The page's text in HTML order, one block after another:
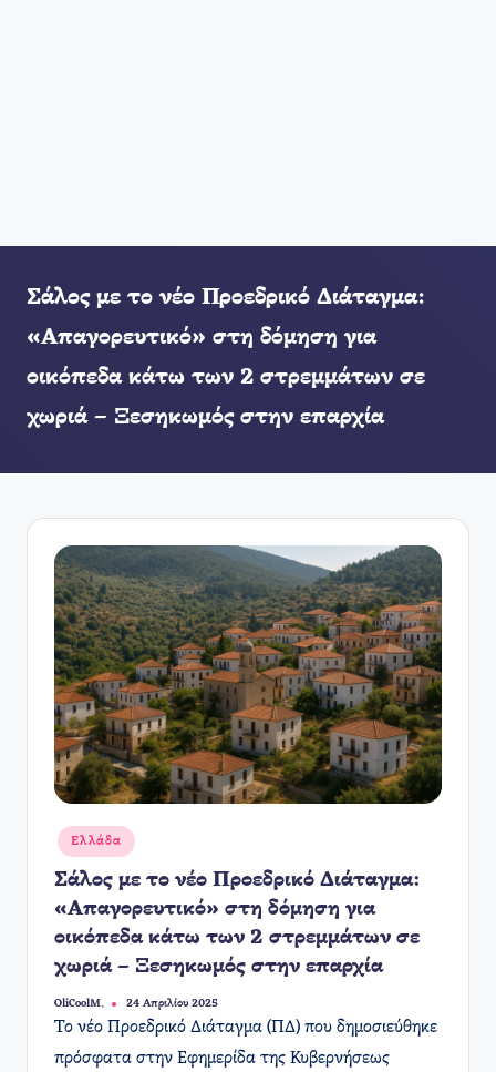
Σάλος με το νέο Προεδρικό Διάταγμα:
«Απαγορευτικό» στη δόμηση για
οικόπεδα κάτω των 2 στρεμμάτων σε
χωριά – Ξεσηκωμός στην επαρχία
Αναρτήθηκε
σε
Ελλάδα
Σάλος με το νέο Προεδρικό Διάταγμα:
«Απαγορευτικό» στη δόμηση για
οικόπεδα κάτω των 2 στρεμμάτων σε
χωριά – Ξεσηκωμός στην επαρχία
Συγγραφέας:
OliCoolM. 24 Απριλίου 2025
Το νέο Προεδρικό Διάταγμα (ΠΔ) που δημοσιεύθηκε
πρόσφατα στην Εφημερίδα της Κυβερνήσεως